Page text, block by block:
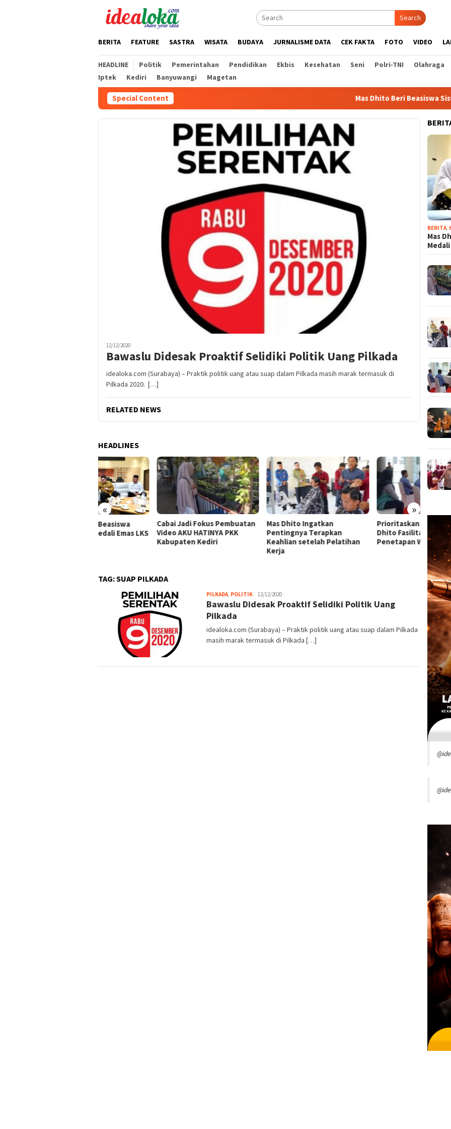
Search
BERITA FEATURE SASTRA WISATA BUDAYA JURNALISME DATA CEK FAKTA FOTO VIDEO
HEADLINE Politik Pemerintahan Pendidikan Ekbis Kesehatan Seni Polri-TNI
Olahraga
Iptek
Kediri Banyuwangi Magetan
Special Content Mas Dhito Beri Beasiswa Siswa Peraih
12/12/2020
Bawaslu Didesak Proaktif Selidiki Politik Uang Pilkada
idealoka.com (Surabaya) – Praktik politik uang atau suap dalam Pilkada masih marak termasuk di
Pilkada 2020. […]
RELATED NEWS
HEADLINES
« »
Cabai Jadi Fokus Pembuatan
Video AKU HATINYA PKK
Kabupaten Kediri
Mas Dhito Ingatkan
Pentingnya Terapkan
Keahlian setelah Pelatihan
Prioritaskan Hak Anak, Mas
Dhito Fasilitasi Sidang
Penetapan Wali
Dhito:
TAG:SUAP PILKADA
PILKADA, POLITIKadmin
12/12/2020
Bawaslu Didesak Proaktif Selidiki Politik Uang
Pilkada
idealoka.com (Surabaya) – Praktik politik uang atau suap dalam Pilkada
masih marak termasuk di Pilkada […]
BERITA
Mas
Medali